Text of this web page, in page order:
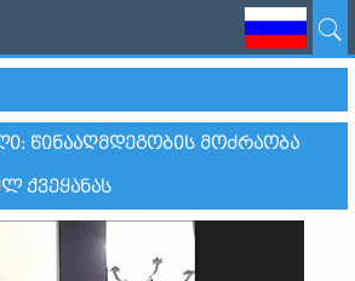
ᲬᲘᲜᲐᲐᲦᲛᲓᲔᲒᲝᲑᲘᲡ ᲛᲝᲫᲠᲐᲝᲑᲐ
ᲥᲕᲔᲧᲐᲜᲐᲡ